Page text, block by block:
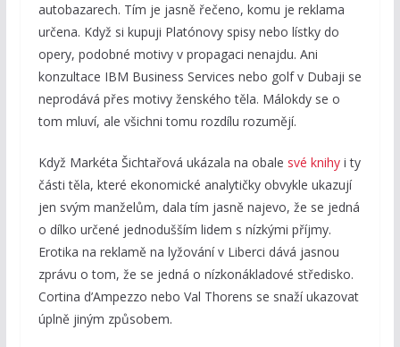
autobazarech. Tím je jasně řečeno, komu je reklama
určena. Když si kupuji Platónovy spisy nebo lístky do
opery, podobné motivy v propagaci nenajdu. Ani
konzultace IBM Business Services nebo golf v Dubaji se
neprodává přes motivy ženského těla. Málokdy se o
tom mluví, ale všichni tomu rozdílu rozumějí.
Když Markéta Šichtařová ukázala na obale své knihyi ty
části těla, které ekonomické analytičky obvykle ukazují
jen svým manželům, dala tím jasně najevo, že se jedná
o dílko určené jednodušším lidem s nízkými příjmy.
Erotika na reklamě na lyžování v Liberci dává jasnou
zprávu o tom, že se jedná o nízkonákladové středisko.
Cortina d’Ampezzo nebo Val Thorens se snaží ukazovat
úplně jiným způsobem.